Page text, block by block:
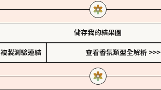
儲存我的結果圖
複製測驗連結 查看香氛類型全解析 >>>